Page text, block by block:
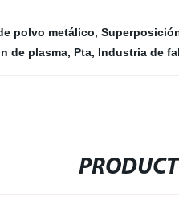
polvo metálico,
de plasma, Pta, Industria de